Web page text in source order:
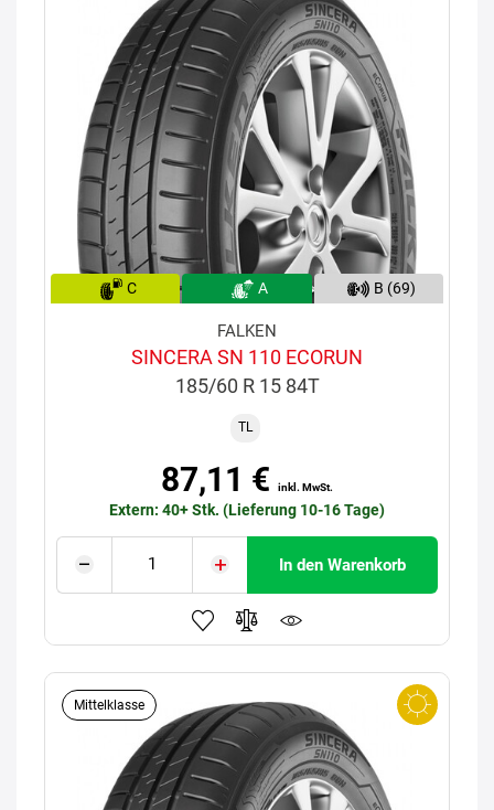
C A B (69)
FALKEN
SINCERA SN 110 ECORUN
185/60 R 15 84T
TL
87,11 € inkl. MwSt.
Extern: 40+ Stk. (Lieferung 10-16 Tage)
In den Warenkorb
Mittelklasse